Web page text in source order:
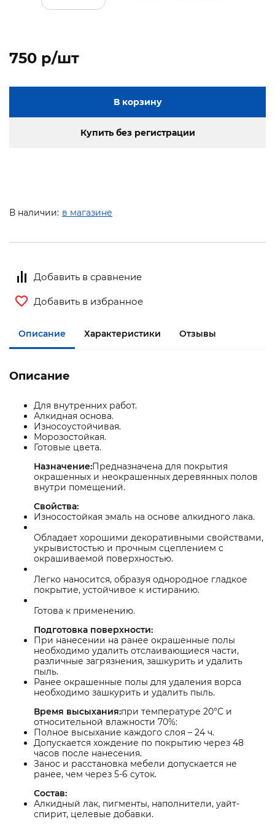
750 p/шт
В корзину
Купить без регистрации
В наличии: в магазине
Добавить в сравнение
Добавить в избранное
Описание Характеристики Отзывы
Описание
Для внутренних работ.
Алкидная основа.
Износоустойчивая.
Морозостойкая.
Готовые цвета.
Назначение:Предназначена для покрытия
окрашенных и неокрашенных деревянных полов
внутри помещений.
Свойства:
Износостойкая эмаль на основе алкидного лака.
Обладает хорошими декоративными свойствами,
укрывистостью и прочным сцеплением с
окрашиваемой поверхностью.
Легко наносится, образуя однородное гладкое
покрытие, устойчивое к истиранию.
Готова к применению.
Подготовка поверхности:
При нанесении на ранее окрашенные полы
необходимо удалить отслаивающиеся части,
различные загрязнения, зашкурить и удалить
пыль.
Ранее окрашенные полы для удаления ворса
необходимо зашкурить и удалить пыль.
Время высыхания:при температуре 20°С и
относительной влажности 70%:
Полное высыхание каждого слоя – 24 ч.
Допускается хождение по покрытию через 48
часов после нанесения.
Занос и расстановка мебели допускается не
ранее, чем через 5-6 суток.
Состав:
Алкидный лак, пигменты, наполнители, уайт-
спирит, целевые добавки.